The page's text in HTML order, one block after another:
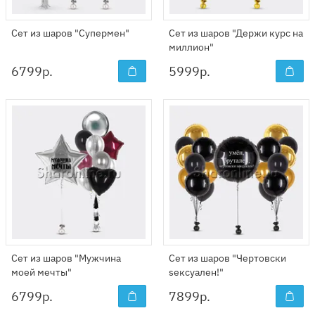
Сет из шаров "Супермен"
6799р.
Сет из шаров "Держи курс на
миллион"
5999р.
Сет из шаров "Мужчина
моей мечты"
6799р.
Сет из шаров "Чертовски
seксуален!"
7899р.